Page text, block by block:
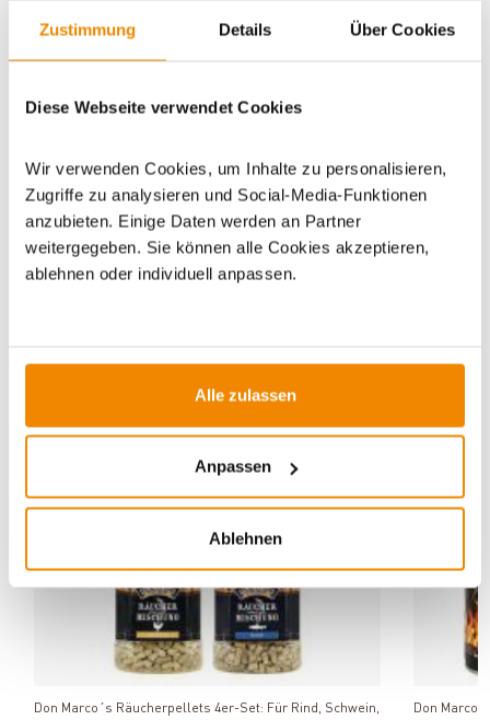
Zustimmung Details Über Cookies
Diese Webseite verwendet Cookies
Wir verwenden Cookies, um Inhalte zu personalisieren,
Zugriffe zu analysieren und Social-Media-Funktionen
anzubieten. Einige Daten werden an Partner
weitergegeben. Sie können alle Cookies akzeptieren,
ablehnen oder individuell anpassen.
Alle zulassen
Anpassen
Ablehnen
Artikeldatenblatt drucken
Dieses Produkt finden Sie unter:Grillzubehör
Produkt ansehen
Don Marco´s Räucherpellets 4er-Set: Für Rind, Schwein,
Don